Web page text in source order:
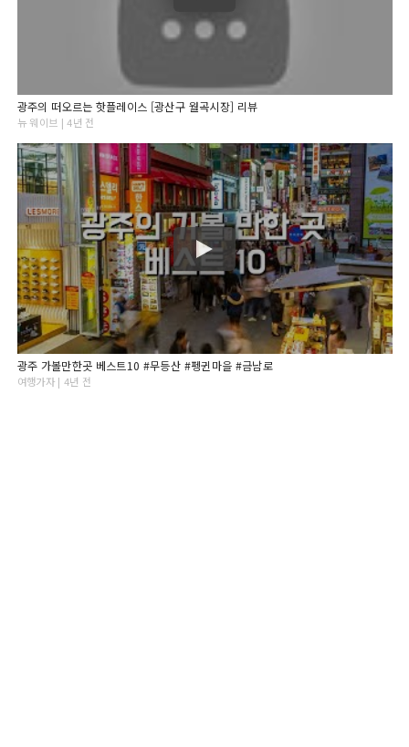
광주의 떠오르는 핫플레이스 [광산구 월곡시장] 리뷰
뉴 웨이브 | 4년 전
광주 가볼만한곳 베스트10 #무등산 #펭귄마을 #금남로
여행가자 | 4년 전